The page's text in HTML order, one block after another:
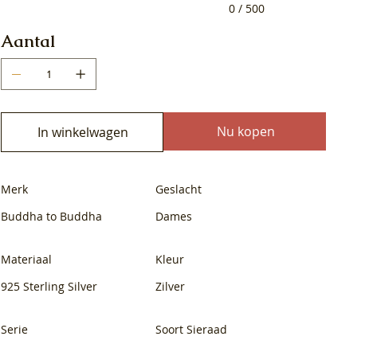
0 / 500
Aantal
In winkelwagen Nu kopen
Merk
Buddha to Buddha
Geslacht
Dames
Materiaal
925 Sterling Silver
Kleur
Zilver
Serie
Soort Sieraad